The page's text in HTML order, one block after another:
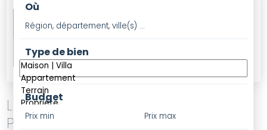
Où
Type de bien
Budget
LES PRIX MOYENS DE L'IMMOBILIER À
PENCRAN